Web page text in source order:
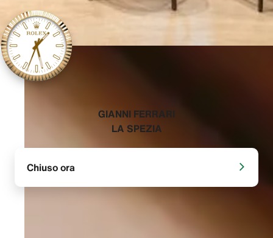
‭GIANNI FERRARI
LA SPEZIA‬
Chiuso ora